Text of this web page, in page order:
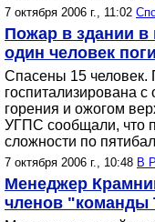
7 октября 2006 г., 11:02
Пожар в здании в
один человек
Спасены 15 человек.
госпитализирована
горения и ожогом
УГПС сообщали, что
сложности по
7 октября 2006 г., 10:48 В
Менеджер
членов "команды